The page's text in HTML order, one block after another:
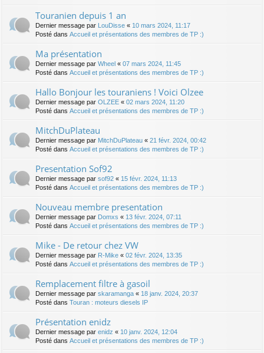
Touranien depuis 1 an
Dernier message par LouDisse « 10 mars 2024, 11:17
Posté dans Accueil et présentations des membres de TP :)
Ma présentation
Dernier message par Wheel « 07 mars 2024, 11:45
Posté dans Accueil et présentations des membres de TP :)
Hallo Bonjour les touraniens ! Voici Olzee
Dernier message par OLZEE « 02 mars 2024, 11:20
Posté dans Accueil et présentations des membres de TP :)
MitchDuPlateau
Dernier message par MitchDuPlateau « 21 févr. 2024, 00:42
Posté dans Accueil et présentations des membres de TP :)
Presentation Sof92
Dernier message par sof92 « 15 févr. 2024, 11:13
Posté dans Accueil et présentations des membres de TP :)
Nouveau membre presentation
Dernier message par Domxs « 13 févr. 2024, 07:11
Posté dans Accueil et présentations des membres de TP :)
Mike - De retour chez VW
Dernier message par R-Mike « 02 févr. 2024, 13:35
Posté dans Accueil et présentations des membres de TP :)
Remplacement filtre à gasoil
Dernier message par skaramanga « 18 janv. 2024, 20:37
Posté dans Touran : moteurs diesels IP
Présentation enidz
Dernier message par enidz « 10 janv. 2024, 12:04
Posté dans Accueil et présentations des membres de TP :)